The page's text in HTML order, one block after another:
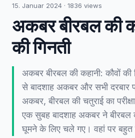
15. Januar 2024 · 1836 views
अकबर बीरबल की
की गिनती
अकबर बीरबल की कहानी: कौवों की
से बादशाह अकबर और सभी दरबार
अकबर, बीरबल की चतुराई का
एक सुबह बादशाह अकबर ने बीरबल
घूमने के लिए चले गए। वहां पर बहुत